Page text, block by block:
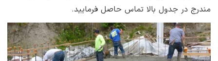
مندرج در جدول بالا تماس حاصل فرمایید.